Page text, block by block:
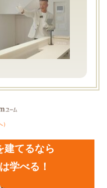
）
建てるなら
学べる！